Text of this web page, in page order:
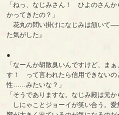
「ねっ、なじみさん！ ひよのさん
かってきたの？」
花丸の問い掛けになじみは頷いて
た気がした』
●
「なーんか胡散臭いんですけど、ま
す！ って言われたら信用できないの
性……みたいな？」
「そうでありますな。なじみ殿は元か
しにゃことジョーイが笑い合う。愛